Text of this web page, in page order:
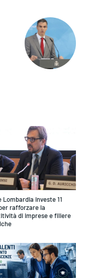
Lombardia investe 11
rafforzare la
di imprese e filiere